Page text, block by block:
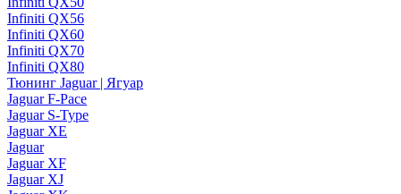
Infiniti QX56
Infiniti QX60
Infiniti QX70
Infiniti QX80
Тюнинг Jaguar | Ягуар
Jaguar F-Pace
Jaguar S-Type
Jaguar XE
Jaguar
Jaguar XF
Jaguar XJ